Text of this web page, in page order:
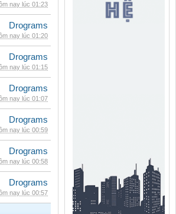
nay lúc 01:23
Drograms
nay lúc 01:20
Drograms
nay lúc 01:15
Drograms
nay lúc 01:07
Drograms
nay lúc 00:59
Drograms
nay lúc 00:58
Drograms
nay lúc 00:57